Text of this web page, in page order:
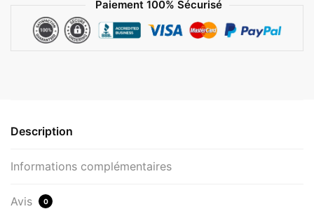
Paiement 100% Sécurisé
Description
Informations complémentaires
Avis 0